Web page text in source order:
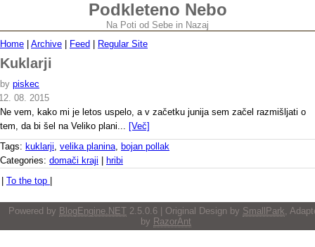
Podkleteno Nebo
Na Poti od Sebe in Nazaj
Home
Archive Feed Regular Site
Kuklarji
by piskec
08. 2015
Ne vem, kako mi je letos uspelo, a v začetku junija sem začel razmišljati o
tem, da bi šel na Veliko plani... [Več]
Tags: kuklarji, velika planina, bojan pollak
Categories: domači kraji
hribi
To the top
Powered by BlogEngine.NET 2.5.0.6 | Original Design by SmallPark,
by RazorAnt